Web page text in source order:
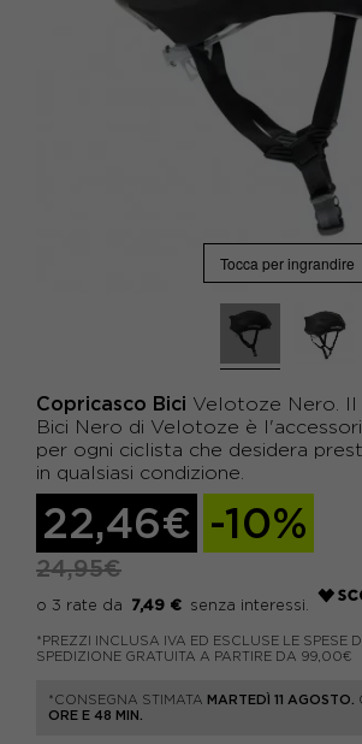
Tocca per ingrandire
Copricasco Bici Velotoze Nero. Il
Bici Nero di Velotoze è
per ogni ciclista che desidera
in qualsiasi condizione.
22,46€ -10%
24,95€
7,49 €
*PREZZI INCLUSA IVA ED ESCLUSE LE SPESE
SPEDIZIONE GRATUITA A PARTIRE DA 99,00€
*CONSEGNA STIMATA MARTEDÌ 11 AGOSTO.
ORE E 48 MIN.